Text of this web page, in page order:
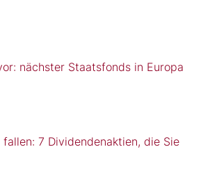
nächster Staatsfonds in Europa
7 Dividendenaktien, die Sie